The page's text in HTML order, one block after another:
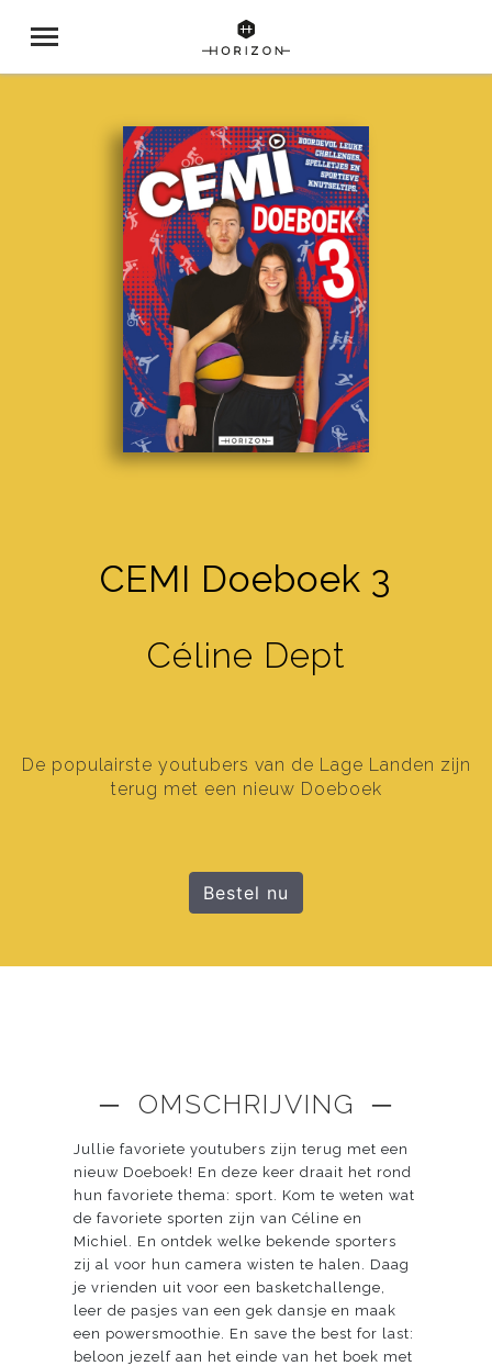
CEMI Doeboek 3
Céline Dept
De populairste youtubers van de Lage Landen zijn
terug met een nieuw Doeboek
Bestel nu
─ OMSCHRIJVING ─
Jullie favoriete youtubers zijn terug met een
nieuw Doeboek! En deze keer draait het rond
hun favoriete thema: sport. Kom te weten wat
de favoriete sporten zijn van Céline en
Michiel. En ontdek welke bekende sporters
zij al voor hun camera wisten te halen. Daag
je vrienden uit voor een basketchallenge,
leer de pasjes van een gek dansje en maak
een powersmoothie. En save the best for last:
beloon jezelf aan het einde van het boek met